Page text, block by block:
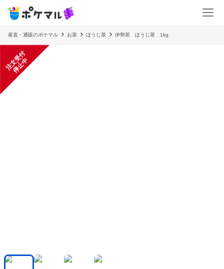
産直・通販のポケマル お茶 ほうじ茶 伊勢茶 ほうじ茶 1kg
注
文
受
付
停
止
中